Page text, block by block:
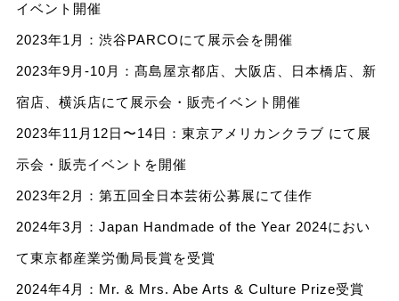
イベント開催
2023年1月：渋谷PARCOにて展示会を開催
2023年9月-10月：髙島屋京都店、大阪店、日本橋店、新
宿店、横浜店にて展示会・販売イベント開催
2023年11月12日〜14日：東京アメリカンクラブ にて展
示会・販売イベントを開催
2023年2月：第五回全日本芸術公募展にて佳作
2024年3月：Japan Handmade of the Year 2024におい
て東京都産業労働局長賞を受賞
2024年4月：Mr. & Mrs. Abe Arts & Culture Prize受賞